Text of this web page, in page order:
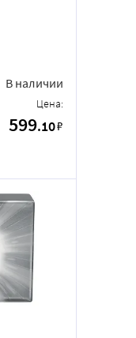
В наличии
Цена:
599.10₽